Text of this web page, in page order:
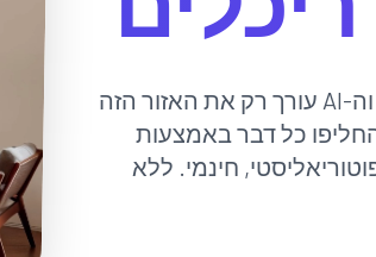
בחרו במברשת כל אזור בתמונה או ברינדור וה-AI עורך רק את האזור הזה
החליפו כל דבר באמצעות
חינמי. ללא